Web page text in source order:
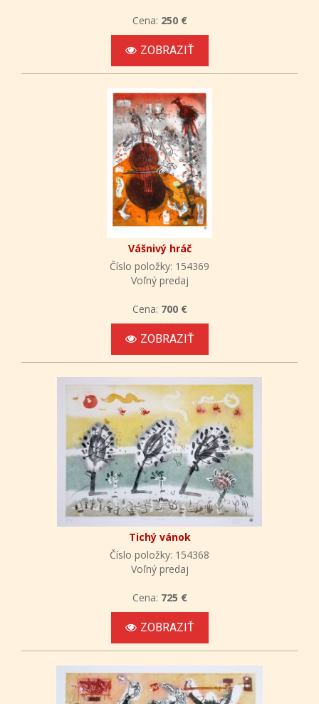
Cena: 250 €
ZOBRAZIŤ
Vášnivý hráč
Číslo položky: 154369
Voľný predaj
Cena: 700 €
ZOBRAZIŤ
Tichý vánok
Číslo položky: 154368
Voľný predaj
Cena: 725 €
ZOBRAZIŤ